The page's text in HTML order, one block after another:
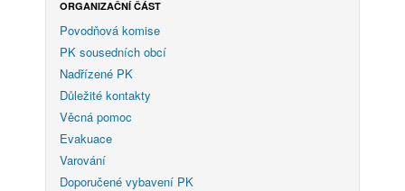
ORGANIZAČNÍ ČÁST
Povodňová komise
PK sousedních obcí
Nadřízené PK
Důležité kontakty
Věcná pomoc
Evakuace
Varování
Doporučené vybavení PK